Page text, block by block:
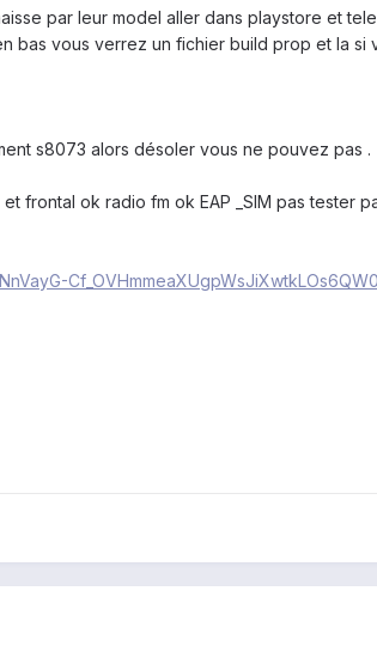
par leur model aller dans playstore et
bas vous verrez un fichier build prop et la si
s8073 alors désoler vous ne pouvez pas .
frontal ok radio fm ok EAP _SIM pas tester